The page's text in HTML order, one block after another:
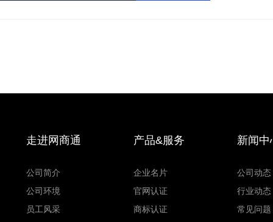
走进网商通
公司简介
公司环境
员工风采
产品&服务
企业名片
官网认证
商标认证
新闻中
公司动态
行业动态
常见问题